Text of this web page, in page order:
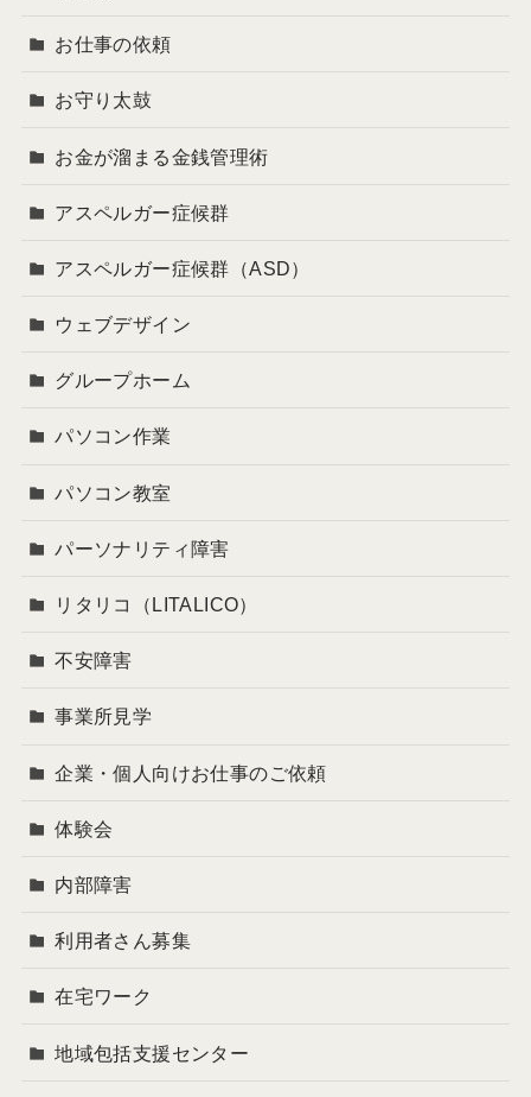
お仕事の依頼
お守り太鼓
お金が溜まる金銭管理術
アスペルガー症候群
アスペルガー症候群（ASD）
ウェブデザイン
グループホーム
パソコン作業
パソコン教室
パーソナリティ障害
リタリコ（LITALICO）
不安障害
事業所見学
企業・個人向けお仕事のご依頼
体験会
内部障害
利用者さん募集
在宅ワーク
地域包括支援センター